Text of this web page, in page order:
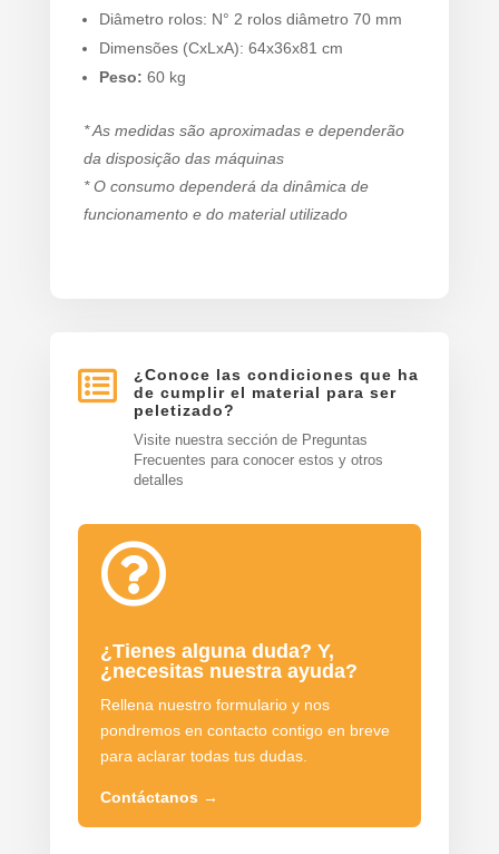
Diâmetro rolos: N° 2 rolos diâmetro 70 mm
Dimensões (CxLxA): 64x36x81 cm
Peso: 60 kg
* As medidas são aproximadas e dependerão
da disposição das máquinas
* O consumo dependerá da dinâmica de
funcionamento e do material utilizado

¿Conoce las condiciones que ha
de cumplir el material para ser
peletizado?
Visite nuestra sección de Preguntas
Frecuentes para conocer estos y otros
detalles

¿Tienes alguna duda? Y,
¿necesitas nuestra ayuda?
Rellena nuestro formulario y nos
pondremos en contacto contigo en breve
para aclarar todas tus dudas.
Contáctanos →